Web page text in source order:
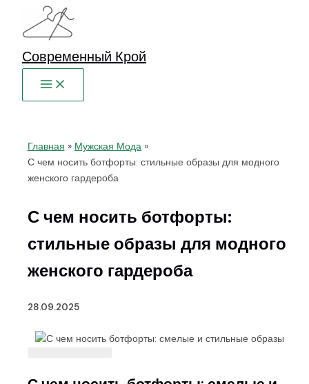
Перейти
содержимому
Современный Крой
Главная
Мужская Мода
С чем носить ботфорты: стильные образы для модного
женского гардероба
С чем носить ботфорты:
стильные образы для модного
женского гардероба
28.09.2025